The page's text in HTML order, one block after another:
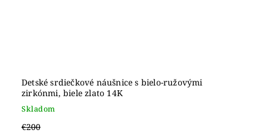
Detské srdiečkové náušnice s bielo-ružovými
zirkónmi, biele zlato 14K
Skladom
€200